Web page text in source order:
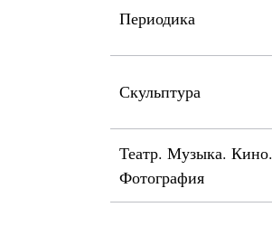
Периодика
Скульптура
Театр. Музыка. Кино.
Фотография